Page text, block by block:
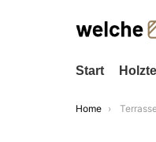
Start
You are here:
Home